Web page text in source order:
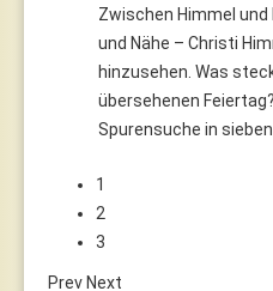
Zwischen Himmel
und Nähe – Christi
hinzusehen. Was
übersehenen
Spurensuche in
1
2
3
Prev Next